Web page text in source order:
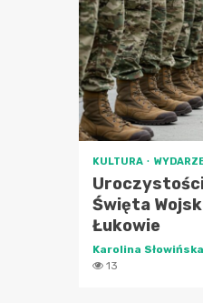
KULTURA
Święta
Łukowie
Karolina Słowińska
13